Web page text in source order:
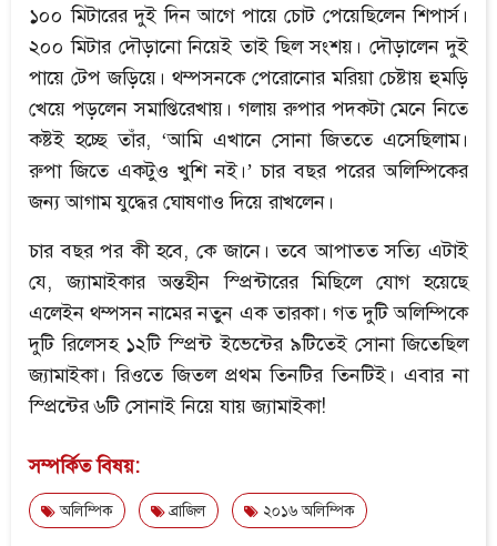
১০০ মিটারের দুই দিন আগে পায়ে চোট পেয়েছিলেন শিপার্স।
২০০ মিটার দৌড়ানো নিয়েই তাই ছিল সংশয়। দৌড়ালেন দুই
পায়ে টেপ জড়িয়ে। থম্পসনকে পেরোনোর মরিয়া চেষ্টায় হুমড়ি
খেয়ে পড়লেন সমাপ্তিরেখায়। গলায় রুপার পদকটা মেনে নিতে
কষ্টই হচ্ছে তাঁর, ‘আমি এখানে সোনা জিততে এসেছিলাম।
রুপা জিতে একটুও খুশি নই।’ চার বছর পরের অলিম্পিকের
জন্য আগাম যুদ্ধের ঘোষণাও দিয়ে রাখলেন।
চার বছর পর কী হবে, কে জানে। তবে আপাতত সত্যি এটাই
যে, জ্যামাইকার অন্তহীন স্প্রিন্টারের মিছিলে যোগ হয়েছে
এলেইন থম্পসন নামের নতুন এক তারকা। গত দুটি অলিম্পিকে
দুটি রিলেসহ ১২টি স্প্রিন্ট ইভেন্টের ৯টিতেই সোনা জিতেছিল
জ্যামাইকা। রিওতে জিতল প্রথম তিনটির তিনটিই। এবার না
স্প্রিন্টের ৬টি সোনাই নিয়ে যায় জ্যামাইকা!
সম্পর্কিত বিষয়:
অলিম্পিক ব্রাজিল ২০১৬ অলিম্পিক